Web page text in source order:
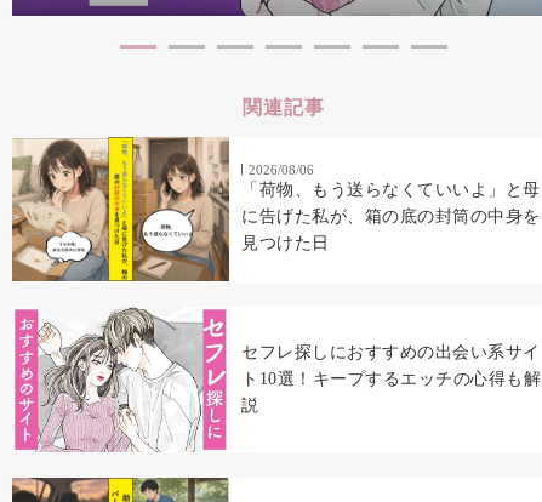
関連記事
2026/08/06
「荷物、もう送らなくていいよ」と母
に告げた私が、箱の底の封筒の中身を
見つけた日
セフレ探しにおすすめの出会い系サイ
ト10選！キープするエッチの心得も解
説